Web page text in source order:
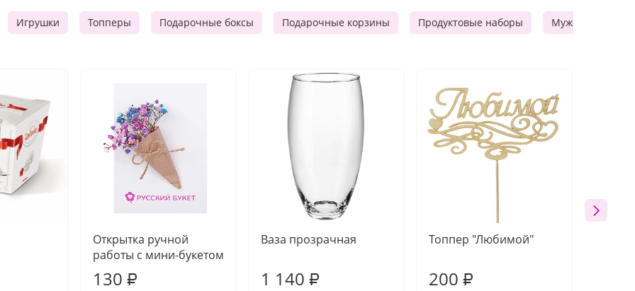
Игрушки Топперы Подарочные боксы Подарочные корзины Продуктовые наборы Мужские
Открытка ручной
работы с мини-букетом
130 ₽
Ваза прозрачная
1 140 ₽
Топпер "Любимой"
200 ₽